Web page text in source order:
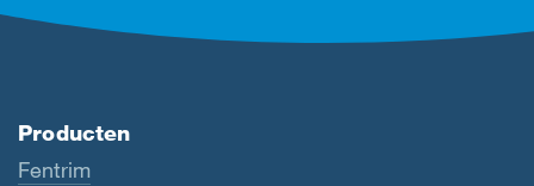
Producten
Fentrim